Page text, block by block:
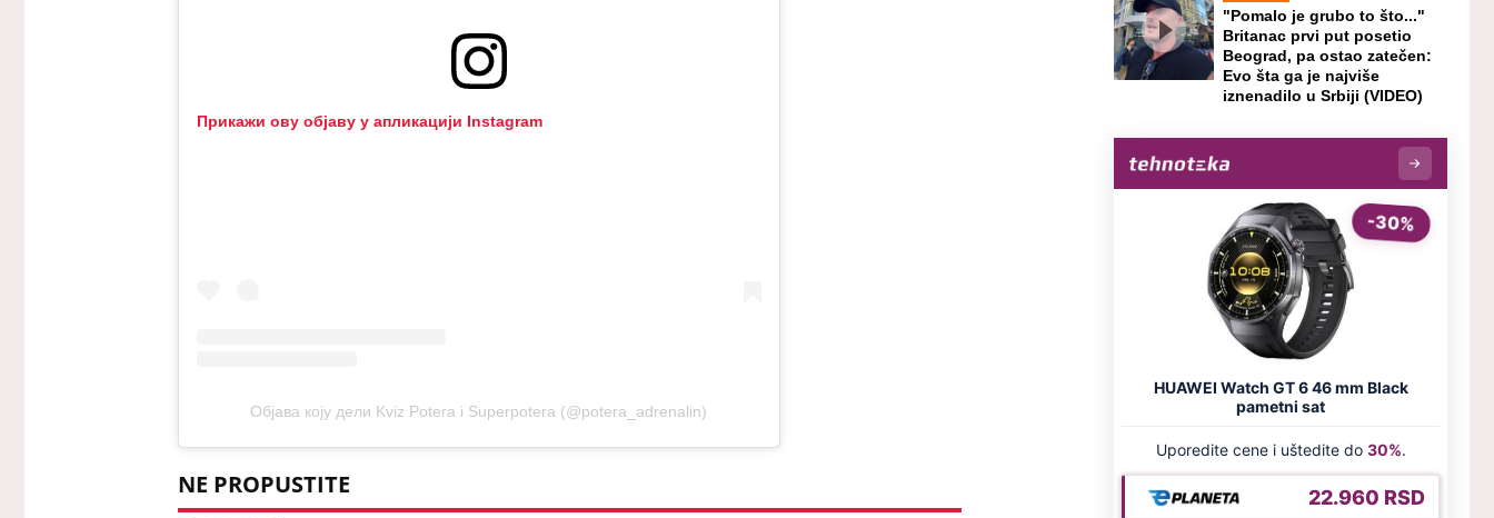
Прикажи ову објаву у апликацији Instagram
Објава коју дели Kviz Potera i Superpotera (@potera_adrenalin)
NE PROPUSTITE
"Pomalo je grubo to što..."
Britanac prvi put posetio
Beograd, pa ostao zatečen:
Evo šta ga je najviše
iznenadilo u Srbiji (VIDEO)